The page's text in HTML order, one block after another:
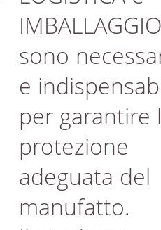
IMBALLAGGIO
sono
e
per garantire
protezione
adeguata del
manufatto.